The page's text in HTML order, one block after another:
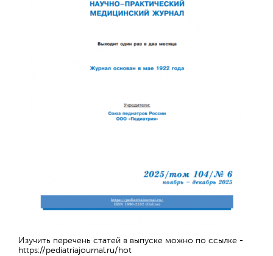
Изучить перечень статей в выпуске можно по ссылке -
https://pediatriajournal.ru/hot